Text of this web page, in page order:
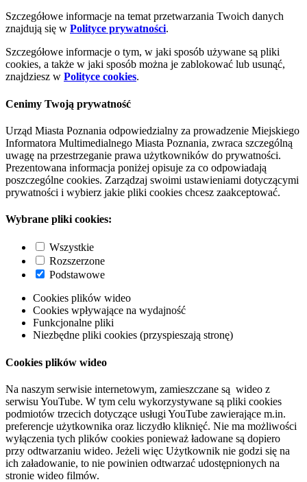
Szczegółowe informacje na temat przetwarzania Twoich danych
znajdują się w Polityce prywatności.
Szczegółowe informacje o tym, w jaki sposób używane są pliki
cookies, a także w jaki sposób można je zablokować lub usunąć,
znajdziesz w Polityce cookies.
Cenimy Twoją prywatność
Urząd Miasta Poznania odpowiedzialny za prowadzenie Miejskiego
Informatora Multimedialnego Miasta Poznania, zwraca szczególną
uwagę na przestrzeganie prawa użytkowników do prywatności.
Prezentowana informacja poniżej opisuje za co odpowiadają
poszczególne cookies. Zarządzaj swoimi ustawieniami dotyczącymi
prywatności i wybierz jakie pliki cookies chcesz zaakceptować.
Wybrane pliki cookies:
Wszystkie
Rozszerzone
Podstawowe
Cookies plików wideo
Cookies wpływające na wydajność
Funkcjonalne pliki
Niezbędne pliki cookies (przyspieszają stronę)
Cookies plików wideo
Na naszym serwisie internetowym, zamieszczane są wideo z
serwisu YouTube. W tym celu wykorzystywane są pliki cookies
podmiotów trzecich dotyczące usługi YouTube zawierające m.in.
preferencje użytkownika oraz liczydło kliknięć. Nie ma możliwości
wyłączenia tych plików cookies ponieważ ładowane są dopiero
przy odtwarzaniu wideo. Jeżeli więc Użytkownik nie godzi się na
ich załadowanie, to nie powinien odtwarzać udostępnionych na
stronie wideo filmów.